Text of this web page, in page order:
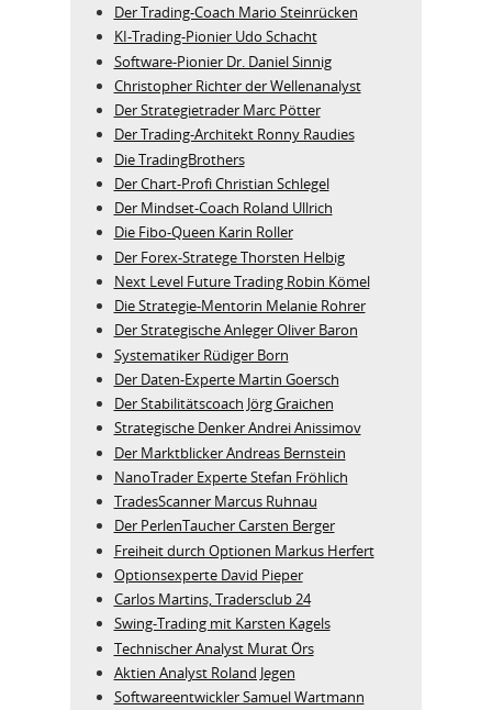
Der Trading-Coach Mario Steinrücken
KI-Trading-Pionier Udo Schacht
Software-Pionier Dr. Daniel Sinnig
Christopher Richter der Wellenanalyst
Der Strategietrader Marc Pötter
Der Trading-Architekt Ronny Raudies
Die TradingBrothers
Der Chart-Profi Christian Schlegel
Der Mindset-Coach Roland Ullrich
Die Fibo-Queen Karin Roller
Der Forex-Stratege Thorsten Helbig
Next Level Future Trading Robin Kömel
Die Strategie-Mentorin Melanie Rohrer
Der Strategische Anleger Oliver Baron
Systematiker Rüdiger Born
Der Daten-Experte Martin Goersch
Der Stabilitätscoach Jörg Graichen
Strategische Denker Andrei Anissimov
Der Marktblicker Andreas Bernstein
NanoTrader Experte Stefan Fröhlich
TradesScanner Marcus Ruhnau
Der PerlenTaucher Carsten Berger
Freiheit durch Optionen Markus Herfert
Optionsexperte David Pieper
Carlos Martins, Tradersclub 24
Swing-Trading mit Karsten Kagels
Technischer Analyst Murat Örs
Aktien Analyst Roland Jegen
Softwareentwickler Samuel Wartmann